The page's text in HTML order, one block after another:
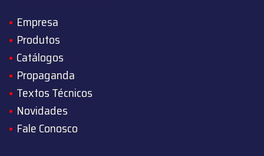
Empresa
Produtos
Catálogos
Propaganda
Textos Técnicos
Novidades
Fale Conosco